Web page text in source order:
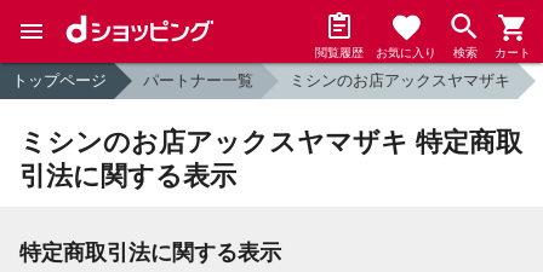
閲覧履歴 お気に入り 検索 カート
トップページ パートナー一覧 ミシンのお店アックスヤマザキ
ミシンのお店アックスヤマザキ 特定商取
引法に関する表示
特定商取引法に関する表示